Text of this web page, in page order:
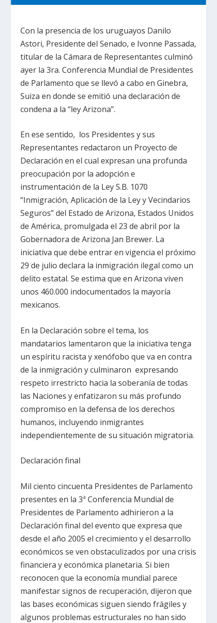
Con la presencia de los uruguayos Danilo
Astori, Presidente del Senado, e Ivonne Passada,
titular de la Cámara de Representantes culminó
ayer la 3ra. Conferencia Mundial de Presidentes
de Parlamento que se llevó a cabo en Ginebra,
Suiza en donde se emitió una declaración de
condena a la “ley Arizona”.
En ese sentido, los Presidentes y sus
Representantes redactaron un Proyecto de
Declaración en el cual expresan una profunda
preocupación por la adopción e
instrumentación de la Ley S.B. 1070
“Inmigración, Aplicación de la Ley y Vecindarios
Seguros” del Estado de Arizona, Estados Unidos
de América, promulgada el 23 de abril por la
Gobernadora de Arizona Jan Brewer. La
iniciativa que debe entrar en vigencia el próximo
29 de julio declara la inmigración ilegal como un
delito estatal. Se estima que en Arizona viven
unos 460.000 indocumentados la mayoría
mexicanos.
En la Declaración sobre el tema, los
mandatarios lamentaron que la iniciativa tenga
un espíritu racista y xenófobo que va en contra
de la inmigración y culminaron expresando
respeto irrestricto hacia la soberanía de todas
las Naciones y enfatizaron su más profundo
compromiso en la defensa de los derechos
humanos, incluyendo inmigrantes
independientemente de su situación migratoria.
Declaración final
Mil ciento cincuenta Presidentes de Parlamento
presentes en la 3ª Conferencia Mundial de
Presidentes de Parlamento adhirieron a la
Declaración final del evento que expresa que
desde el año 2005 el crecimiento y el desarrollo
económicos se ven obstaculizados por una crisis
financiera y económica planetaria. Si bien
reconocen que la economía mundial parece
manifestar signos de recuperación, dijeron que
las bases económicas siguen siendo frágiles y
algunos problemas estructurales no han sido